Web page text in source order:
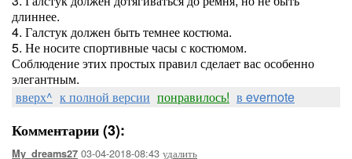
длиннее.
4. Галстук должен быть темнее костюма.
5. Не носите спортивные часы с костюмом.
Соблюдение этих простых правил сделает вас особенно
элегантным.
вверх^ к полной версии понравилось! в evernote
Комментарии (3):
My_dreams27 03-04-2018-08:43 удалить